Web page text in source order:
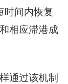
时间内恢复
相应滞港成
通过该机制